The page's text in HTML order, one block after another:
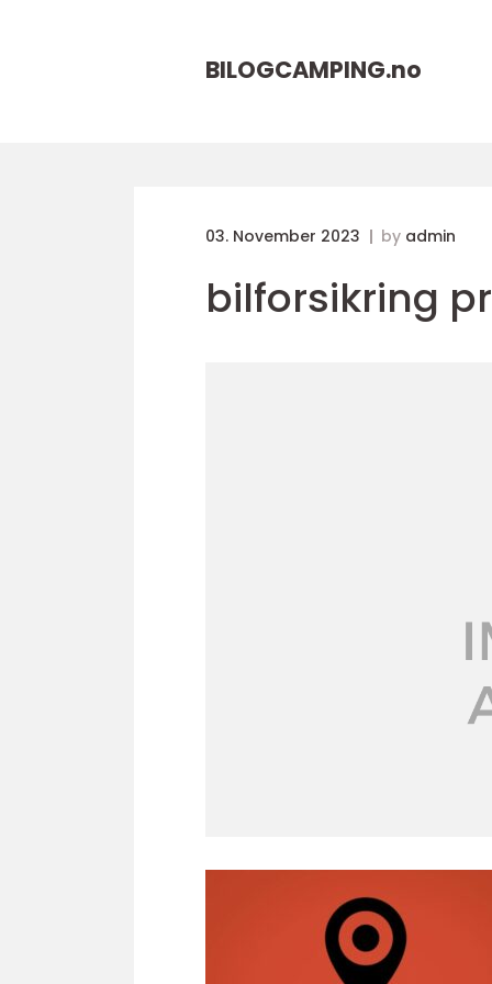
BILOGCAMPING.no
03. November 2023 by admin
bilforsikring